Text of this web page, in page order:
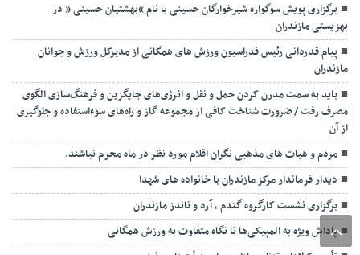
برگزاری پویش سوگواره شیرخوارگان حسینی با نام “بهشتیان حسینی ” در
بهزیستی مازندران
پیام قدردانی رئیس فدراسیون ورزش های همگانی از مدیرکل ورزش و جوانان
مازندران
باید به سمت مدرن کردن حمل و نقل و انرژی‌های جایگزین و فرهنگ‌سازی الگوی
مصرف رفت / ضرورت شناخت کافی از مجموعه گاز و راه‌های سوءاستفاده و جلوگیری
از آن
مردم و هیات های مذهبی نگران اقلام مورد نظر در ماه محرم نباشند.
دیدار فرماندار مرکز مازندران با خانواده های شهدا
برگزاری نشست کارگروه گندم ، آرد و ناندز مازندران
پاداش ویژه به المپیکی‌ها تا نگاه متفاوت به ورزش همگانی